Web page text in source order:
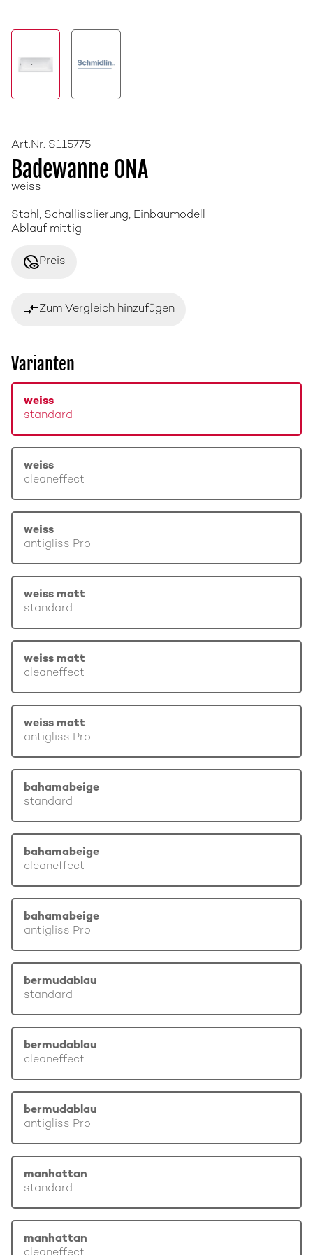
Art.Nr. S115775
Badewanne ONA
weiss
Stahl, Schallisolierung, Einbaumodell
Ablauf mittig
disabled_visiblePreis
compare_arrowsZum Vergleich hinzufügen
Varianten
weiss
standard
weiss
cleaneffect
weiss
antigliss Pro
weiss matt
standard
weiss matt
cleaneffect
weiss matt
antigliss Pro
bahamabeige
standard
bahamabeige
cleaneffect
bahamabeige
antigliss Pro
bermudablau
standard
bermudablau
cleaneffect
bermudablau
antigliss Pro
manhattan
standard
manhattan